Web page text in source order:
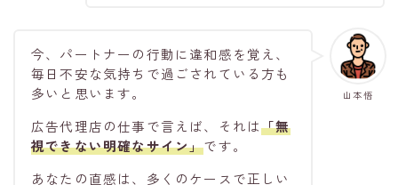
山本悟
今、パートナーの行動に違和感を覚え、
毎日不安な気持ちで過ごされている方も
多いと思います。
広告代理店の仕事で言えば、それは「無
視できない明確なサイン」です。
あなたの直感は、多くのケースで正しい